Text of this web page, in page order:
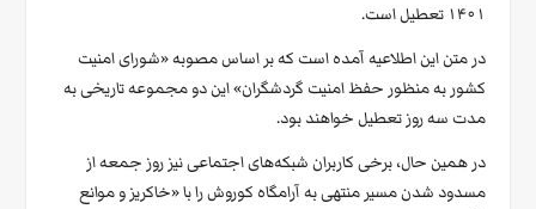
۱۴۰۱ تعطیل است.
در متن این اطلاعیه آمده است که بر اساس مصوبه «شورای امنیت
کشور به منظور حفظ امنیت گردشگران» این دو مجموعه تاریخی به
مدت سه روز تعطیل خواهند بود.
در همین حال، برخی کاربران شبکه‌های اجتماعی نیز روز جمعه از
مسدود شدن مسیر منتهی به آرامگاه کوروش را با «خاکریز و موانع